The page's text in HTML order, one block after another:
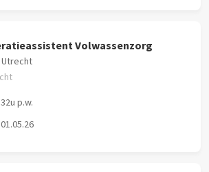
Volwassenzorg
Utrecht
32u p.w.
01.05.26